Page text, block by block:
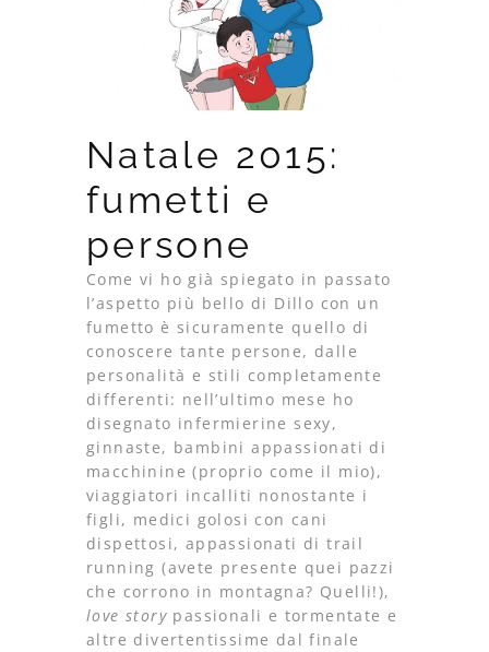
Natale 2015:
fumetti e
persone
Come vi ho già spiegato in passato
l’aspetto più bello di Dillo con un
fumetto è sicuramente quello di
conoscere tante persone, dalle
personalità e stili completamente
differenti: nell’ultimo mese ho
disegnato infermierine sexy,
ginnaste, bambini appassionati di
macchinine (proprio come il mio),
viaggiatori incalliti nonostante i
figli, medici golosi con cani
dispettosi, appassionati di trail
running (avete presente quei pazzi
che corrono in montagna? Quelli!),
love story passionali e tormentate e
altre divertentissime dal finale